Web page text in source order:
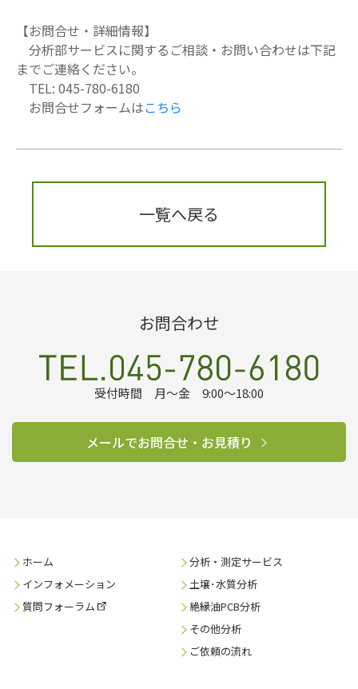
【お問合せ・詳細情報】
分析部サービスに関するご相談・お問い合わせは下記
までご連絡ください。
TEL: 045-780-6180
お問合せフォームはこちら
一覧へ戻る
お問合わせ
受付時間 月～金 9:00～18:00
メールでお問合せ・お見積り
ホーム
インフォメーション
質問フォーラム
分析・測定サービス
土壌･水質分析
絶縁油PCB分析
その他分析
ご依頼の流れ